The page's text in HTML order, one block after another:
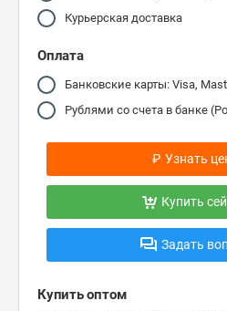
Курьерская доставка
Оплата
Банковские карты: Visa,
Рублями со счета в банке
₽ Узнать
Купить
Задать
Купить оптом